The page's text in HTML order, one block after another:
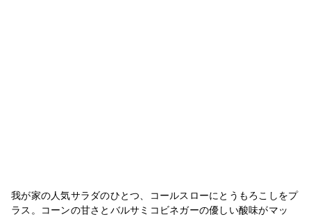
我が家の人気サラダのひとつ、コールスローにとうもろこしをプ
ラス。コーンの甘さとバルサミコビネガーの優しい酸味がマッ